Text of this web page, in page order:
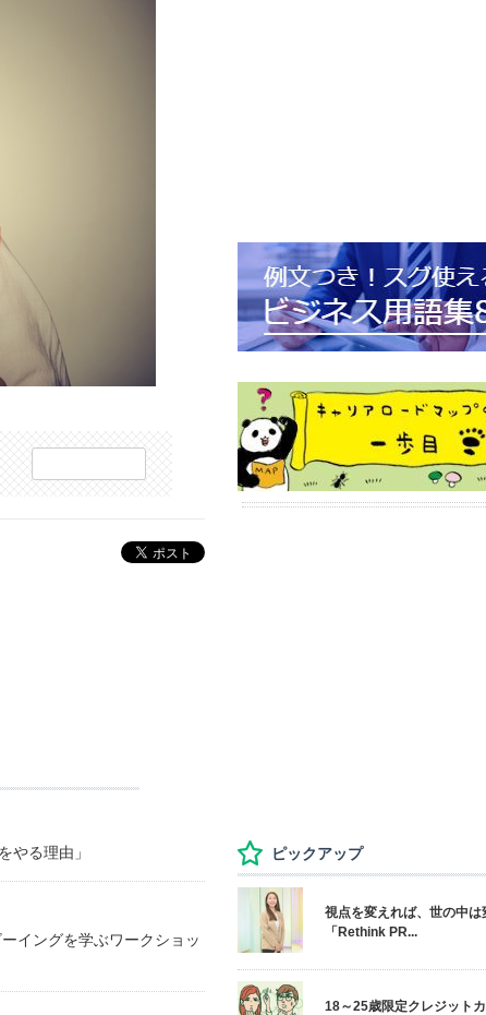
やる理由」
イングを学ぶワークショッ
ピックアップ
視点を変えれば、世の中は
「Rethink PR...
18～25歳限定クレジット